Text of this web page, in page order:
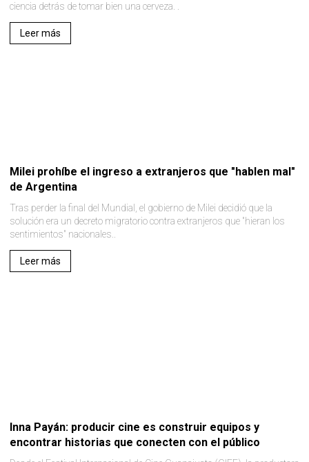
ciencia detrás de tomar bien una cerveza. .
Leer más
Milei prohíbe el ingreso a extranjeros que "hablen mal"
de Argentina
Tras perder la final del Mundial, el gobierno de Milei decidió que la
solución era un decreto migratorio contra extranjeros que "hieran los
sentimientos" nacionales..
Leer más
Inna Payán: producir cine es construir equipos y
encontrar historias que conecten con el público